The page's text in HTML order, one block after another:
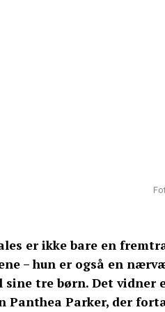
er ikke bare en
– hun er også en
sine tre børn. Det vidner
Panthea Parker, der